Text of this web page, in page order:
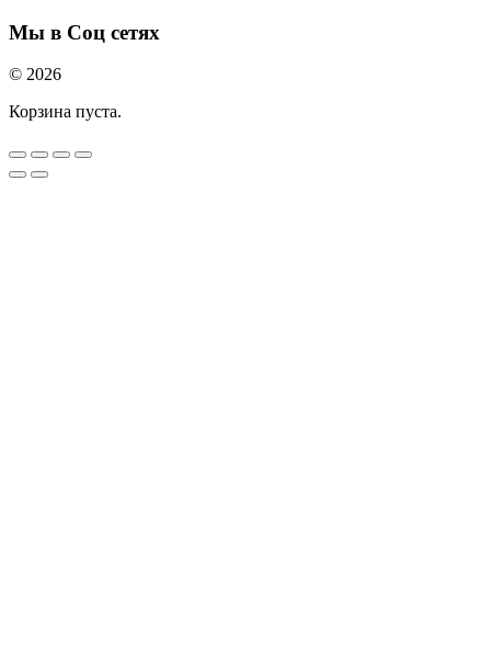
Мы в Соц сетях
© 2026
Корзина пуста.